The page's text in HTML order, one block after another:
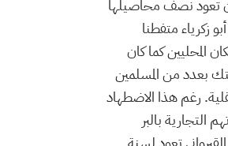
تعود نصف محاصيلها
زكرياء متفطنا
المحليين كما كان
بعدد من المسلمين
رغم هذا الاضطهاد
بالبر